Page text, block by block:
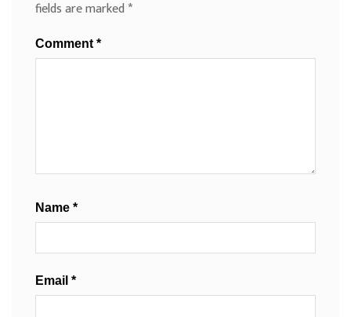
fields are marked*
Comment *
Name *
Email *